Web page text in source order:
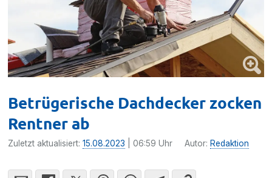
Betrügerische Dachdecker zocken
Rentner ab
Zuletzt aktualisiert:15.08.2023 | 06:59 Uhr Autor: Redaktion